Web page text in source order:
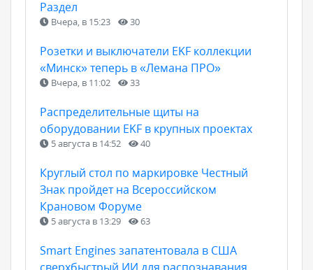
Раздел
Вчера, в 15:23 30
Розетки и выключатели EKF коллекции
«Минск» теперь в «Лемана ПРО»
Вчера, в 11:02 33
Распределительные щиты на
оборудовании EKF в крупных проектах
5 августа в 14:52 40
Круглый стол по маркировке Честный
Знак пройдет на Всероссийском
Крановом Форуме
5 августа в 13:29 63
Smart Engines запатентовала в США
сверхбыстрый ИИ для распознавания